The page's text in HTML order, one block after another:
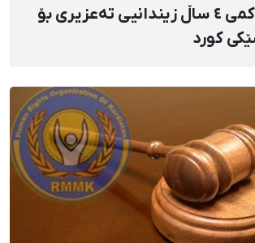
مەهاباد/ حوکمی ٤ ساڵ زیندانیی تەعزیری بۆ
کورد